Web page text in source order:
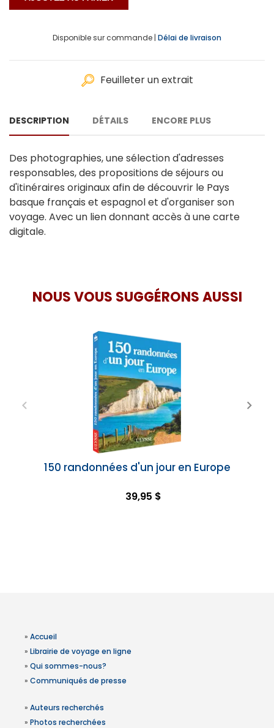
Disponible sur commande | Délai de livraison
Feuilleter un extrait
DESCRIPTION DÉTAILS ENCORE PLUS
Des photographies, une sélection d'adresses
responsables, des propositions de séjours ou
d'itinéraires originaux afin de découvrir le Pays
basque français et espagnol et d'organiser son
voyage. Avec un lien donnant accès à une carte
digitale.
NOUS VOUS SUGGÉRONS AUSSI
150 randonnées d'un jour en Europe
39,95 $
» Accueil
» Librairie de voyage en ligne
» Qui sommes-nous?
» Communiqués de presse
» Auteurs recherchés
» Photos recherchées